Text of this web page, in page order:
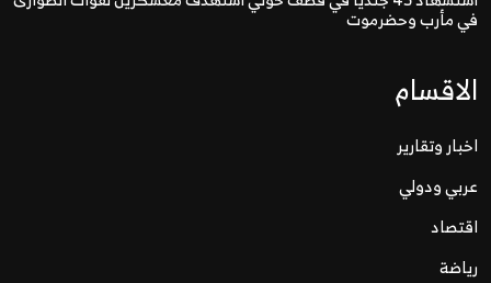
في مأرب وحضرموت
الاقسام
اخبار وتقارير
عربي ودولي
اقتصاد
رياضة